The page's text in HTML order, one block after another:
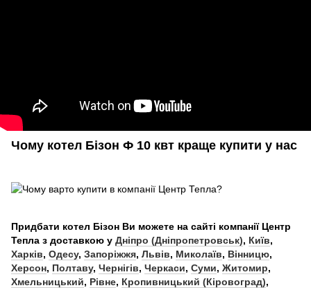
Чому котел Бізон Ф 10 квт краще купити у нас
Придбати котел Бізон Ви можете на сайті компанії Центр
Тепла з доставкою у Дніпро (Дніпропетровськ), Київ,
Харків, Одесу, Запоріжжя, Львів, Миколаїв, Вінницю,
Херсон, Полтаву, Чернігів, Черкаси, Суми, Житомир,
Хмельницький, Рівне, Кропивницький (Кіровоград),